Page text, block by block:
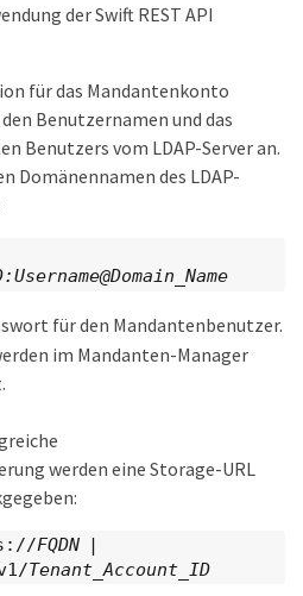
der Swift REST API
für das Mandantenkonto
Benutzernamen und das
Benutzers vom LDAP-Server an.
Domänennamen des LDAP-
für den Mandantenbenutzer.
im Mandanten-Manager
werden eine Storage-URL
FQDN|
Tenant_Account_ID